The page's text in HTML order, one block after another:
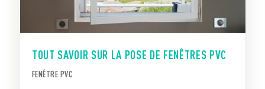
TOUT SAVOIR SUR LA POSE DE FENÊTRES PVC
FENÊTRE PVC